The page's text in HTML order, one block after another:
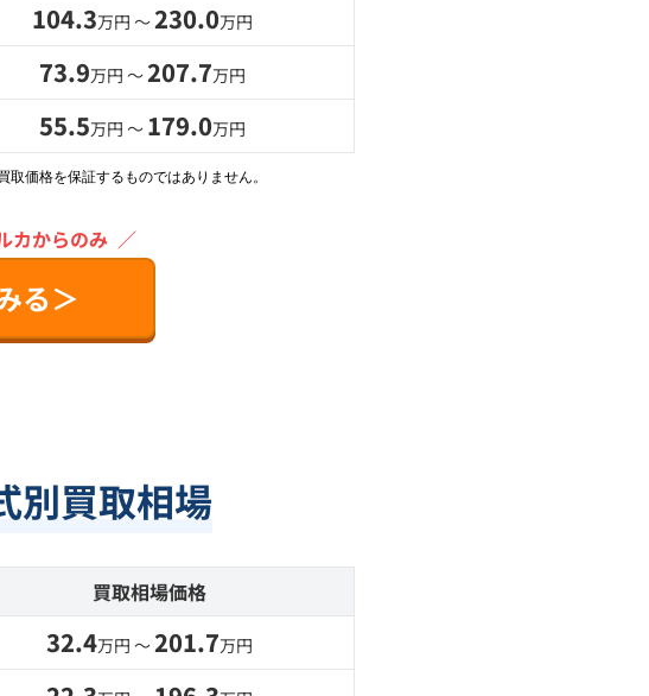
104.3万円 〜230.0万円
73.9万円 〜207.7万円
55.5万円 〜 179.0万円
価格を保証するものではありません。
カからのみ ／
る＞
別買取相場
買取相場価格
32.4万円 〜201.7万円